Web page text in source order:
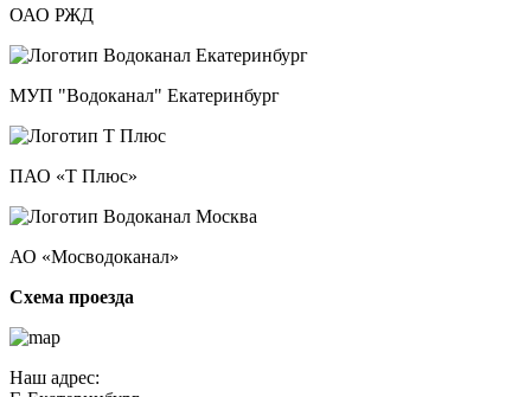
ОАО РЖД
МУП "Водоканал" Екатеринбург
ПАО «Т Плюс»
АО «Мосводоканал»
Схема проезда
Наш адрес: